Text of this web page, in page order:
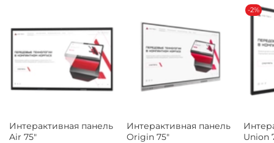
Интерактивная панель
Air 75"
Интерактивная панель
Origin 75"
-2%
Union